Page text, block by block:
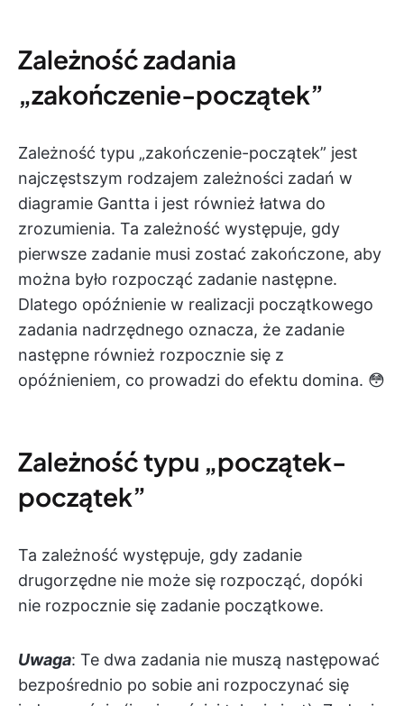
Zależność zadania
„zakończenie-początek”
Zależność typu „zakończenie-początek” jest
najczęstszym rodzajem zależności zadań w
diagramie Gantta i jest również łatwa do
zrozumienia. Ta zależność występuje, gdy
pierwsze zadanie musi zostać zakończone, aby
można było rozpocząć zadanie następne.
Dlatego opóźnienie w realizacji początkowego
zadania nadrzędnego oznacza, że zadanie
następne również rozpocznie się z
opóźnieniem, co prowadzi do efektu domina. 😳
Zależność typu „początek-
początek”
Ta zależność występuje, gdy zadanie
drugorzędne nie może się rozpocząć, dopóki
nie rozpocznie się zadanie początkowe.
Uwaga: Te dwa zadania nie muszą następować
bezpośrednio po sobie ani rozpoczynać się